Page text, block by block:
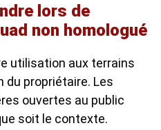
lors de
non homologué
utilisation aux terrains
du propriétaire. Les
ouvertes au public
soit le contexte.